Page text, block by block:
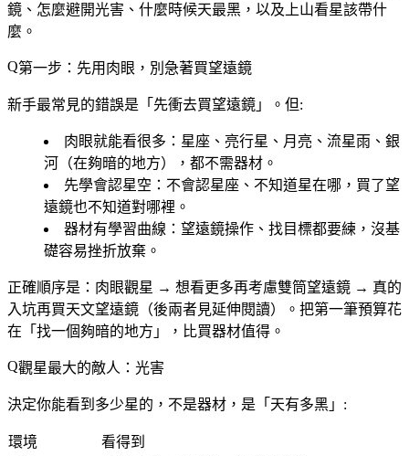
鏡、怎麼避開光害、什麼時候天最黑，以及上山看星該帶什
麼。
第一步：先用肉眼，別急著買望遠鏡
新手最常見的錯誤是「先衝去買望遠鏡」。但:
肉眼就能看很多 ：星座、亮行星、月亮、流星雨、銀
河（在夠暗的地方），都不需器材。
先學會認星空 ：不會認星座、不知道星在哪，買了望
遠鏡也不知道對哪裡。
器材有學習曲線 ：望遠鏡操作、找目標都要練，沒基
礎容易挫折放棄。
正確順序是： 肉眼觀星 → 想看更多再考慮雙筒望遠鏡 → 真的
入坑再買天文望遠鏡 （後兩者見延伸閱讀）。把第一筆預算花
在「找一個夠暗的地方」，比買器材值得。
觀星最大的敵人：光害
決定你能看到多少星的，不是器材，是「天有多黑」:
環境
看得到